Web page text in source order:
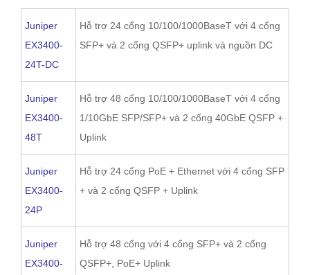
Juniper
EX3400-
24T-DC
Hỗ trợ 24 cổng 10/100/1000BaseT với 4 cổng
SFP+ và 2 cổng QSFP+ uplink và nguồn DC
Juniper
EX3400-
48T
Hỗ trợ 48 cổng 10/100/1000BaseT với 4 cổng
1/10GbE SFP/SFP+ và 2 cổng 40GbE QSFP +
Uplink
Juniper
EX3400-
24P
Hỗ trợ 24 cổng PoE + Ethernet với 4 cổng SFP
+ và 2 cổng QSFP + Uplink
Juniper
EX3400-
Hỗ trợ 48 cổng với 4 cổng SFP+ và 2 cổng
QSFP+, PoE+ Uplink